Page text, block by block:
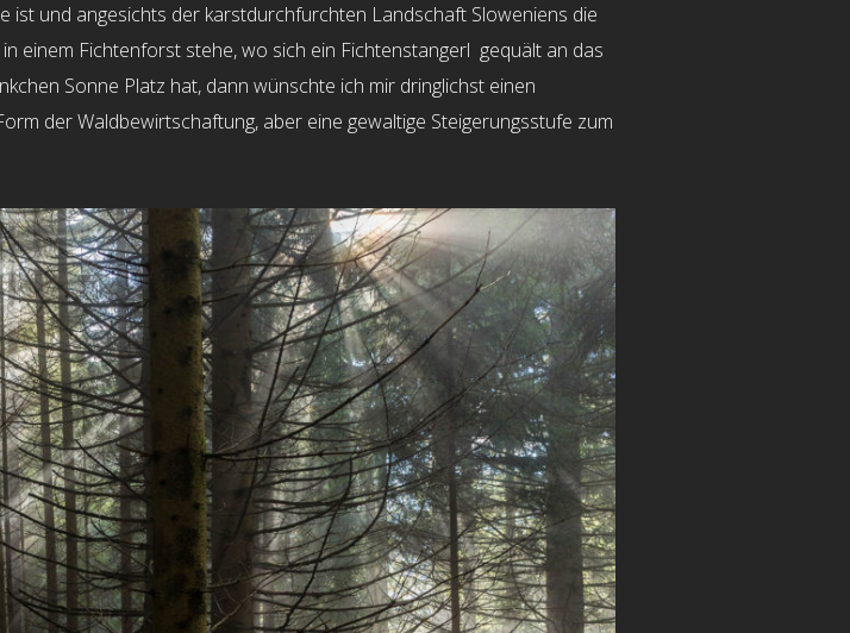
ist und angesichts der karstdurchfurchten Landschaft Sloweniens die
einem Fichtenforst stehe, wo sich ein Fichtenstangerl gequält an das
Sonne Platz hat, dann wünschte ich mir dringlichst einen
der Waldbewirtschaftung, aber eine gewaltige Steigerungsstufe zum